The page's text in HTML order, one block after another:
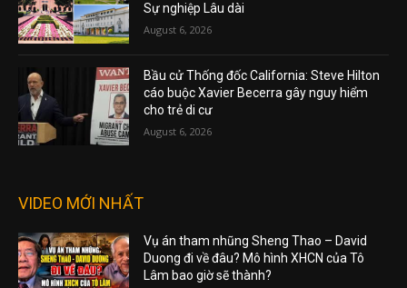
Sự nghiệp Lâu dài
August 6, 2026
Bầu cử Thống đốc California: Steve Hilton
cáo buộc Xavier Becerra gây nguy hiểm
cho trẻ di cư
August 6, 2026
VIDEO MỚI NHẤT
Vụ án tham nhũng Sheng Thao – David
Duong đi về đâu? Mô hình XHCN của Tô
Lâm bao giờ sẽ thành?